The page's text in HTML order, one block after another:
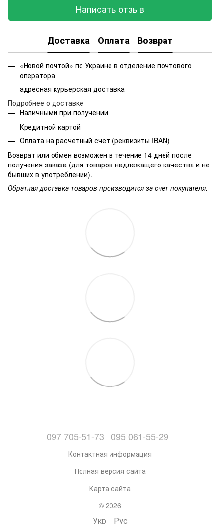
Написать отзыв
Доставка Оплата Возврат
«Новой почтой» по Украине в отделение почтового
оператора
адресная курьерская доставка
Подробнее о доставке
Наличными при получении
Кредитной картой
Оплата на расчетный счет (реквизиты IBAN)
Возврат или обмен возможен в течение 14 дней после
получения заказа (для товаров надлежащего качества и не
бывших в употреблении).
Обратная доставка товаров производится за счет покупателя.
097 705-51-73 095 061-55-29
Контактная информация
Полная версия сайта
Карта сайта
© 2026
Укр Рус